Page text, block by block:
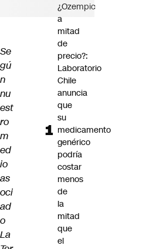
Se
gú
n
nu
est
ro
m
ed
io
as
oci
ad
o
La
¿Ozempic
a
mitad
de
precio?:
Laboratorio
Chile
anuncia
que
su
medicamento
genérico
podría
costar
menos
de
la
mitad
que
el